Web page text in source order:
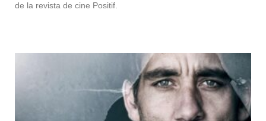
de la revista de cine Positif.